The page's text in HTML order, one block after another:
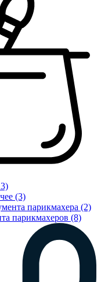
(3)
парикмахера (2)
парикмахеров (8)